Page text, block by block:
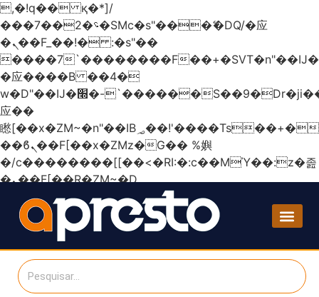
,�!q�� қ�*]/
���؝�2��7�SMc�s"���ޭ�DQ/�应
�ܢ��F_��!� :�s"��
����7`��������F
�应����B ��4�
w�D"��IJ�׭�-`������S��9�Dr�ji��EJ߅��gJ�
应��
矁[��x�ZM~�n"��IB؃��!'����Тѕ��+��(m��IK�ʭ�/|
��ϐܢ��F[��x�ZMz�G�� %嬩
�/c��������[[��<�RI:�:c��MΎ��:z�졾
�ܢ��F[��R�ZM~�D